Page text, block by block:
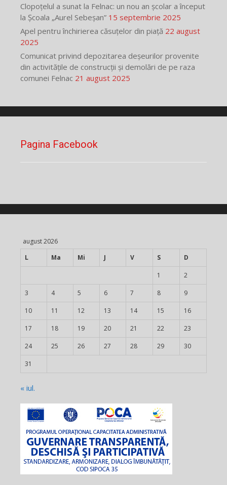
Clopoțelul a sunat la Felnac: un nou an școlar a început
la Școala „Aurel Sebeșan” 15 septembrie 2025
Apel pentru închirierea căsuțelor din piață 22 august
2025
Comunicat privind depozitarea deșeurilor provenite
din activitățile de construcții și demolări de pe raza
comunei Felnac 21 august 2025
Pagina Facebook
august 2026
L
Ma Mi J V S D
1 2
3 4 5 6 7 8 9
10 11 12 13 14 15 16
17 18 19 20 21 22 23
24 25 26 27 28 29 30
31
« iul.